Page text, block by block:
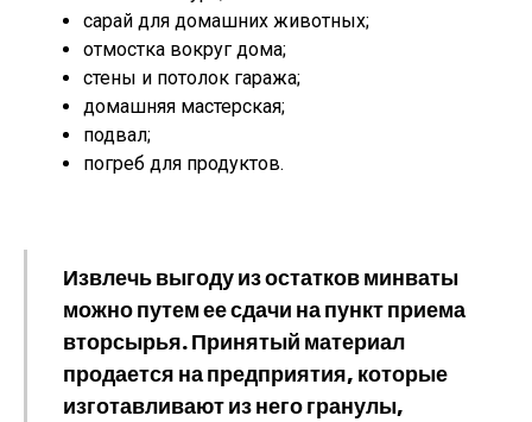
сарай для домашних животных;
отмостка вокруг дома;
стены и потолок гаража;
домашняя мастерская;
подвал;
погреб для продуктов.
Извлечь выгоду из остатков минваты
можно путем ее сдачи на пункт приема
вторсырья. Принятый материал
продается на предприятия, которые
изготавливают из него гранулы,